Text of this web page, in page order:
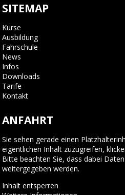
SITEMAP
Kurse
Ausbildung
Fahrschule
News
Infos
Downloads
Tarife
Kontakt
ANFAHRT
Sie sehen gerade einen
eigentlichen Inhalt zuzugreifen,
Bitte beachten Sie, dass dabei
weitergegeben werden.
Inhalt entsperren